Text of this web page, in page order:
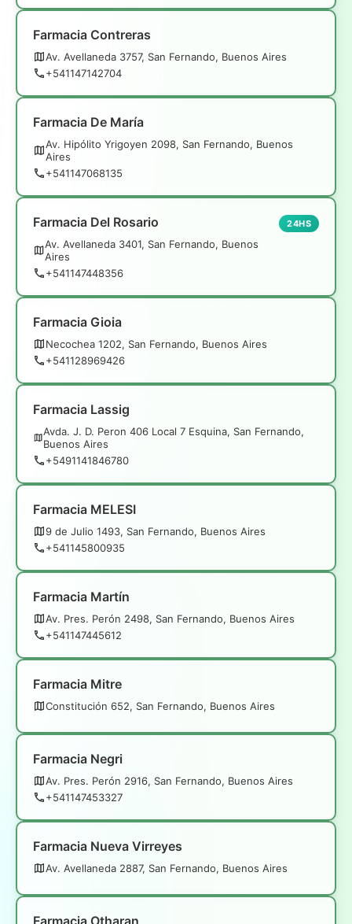
Farmacia Contreras
Av. Avellaneda 3757, San Fernando, Buenos Aires
+541147142704
Farmacia De María
Av. Hipólito Yrigoyen 2098, San Fernando, Buenos
Aires
+541147068135
Farmacia Del Rosario
Av. Avellaneda 3401, San Fernando, Buenos
Aires
+541147448356
24HS
Farmacia Gioia
Necochea 1202, San Fernando, Buenos Aires
+541128969426
Farmacia Lassig
Avda. J. D. Peron 406 Local 7 Esquina, San Fernando,
Buenos Aires
+5491141846780
Farmacia MELESI
9 de Julio 1493, San Fernando, Buenos Aires
+541145800935
Farmacia Martín
Av. Pres. Perón 2498, San Fernando, Buenos Aires
+541147445612
Farmacia Mitre
Constitución 652, San Fernando, Buenos Aires
Farmacia Negri
Av. Pres. Perón 2916, San Fernando, Buenos Aires
+541147453327
Farmacia Nueva Virreyes
Av. Avellaneda 2887, San Fernando, Buenos Aires
Farmacia Otharan